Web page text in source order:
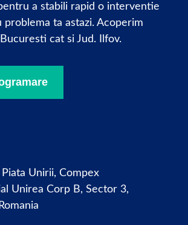
a stabili rapid o interventie
problema ta astazi. Acoperim
cat si Jud. Ilfov.
Unirii, Compex
Unirea Corp B, Sector 3,